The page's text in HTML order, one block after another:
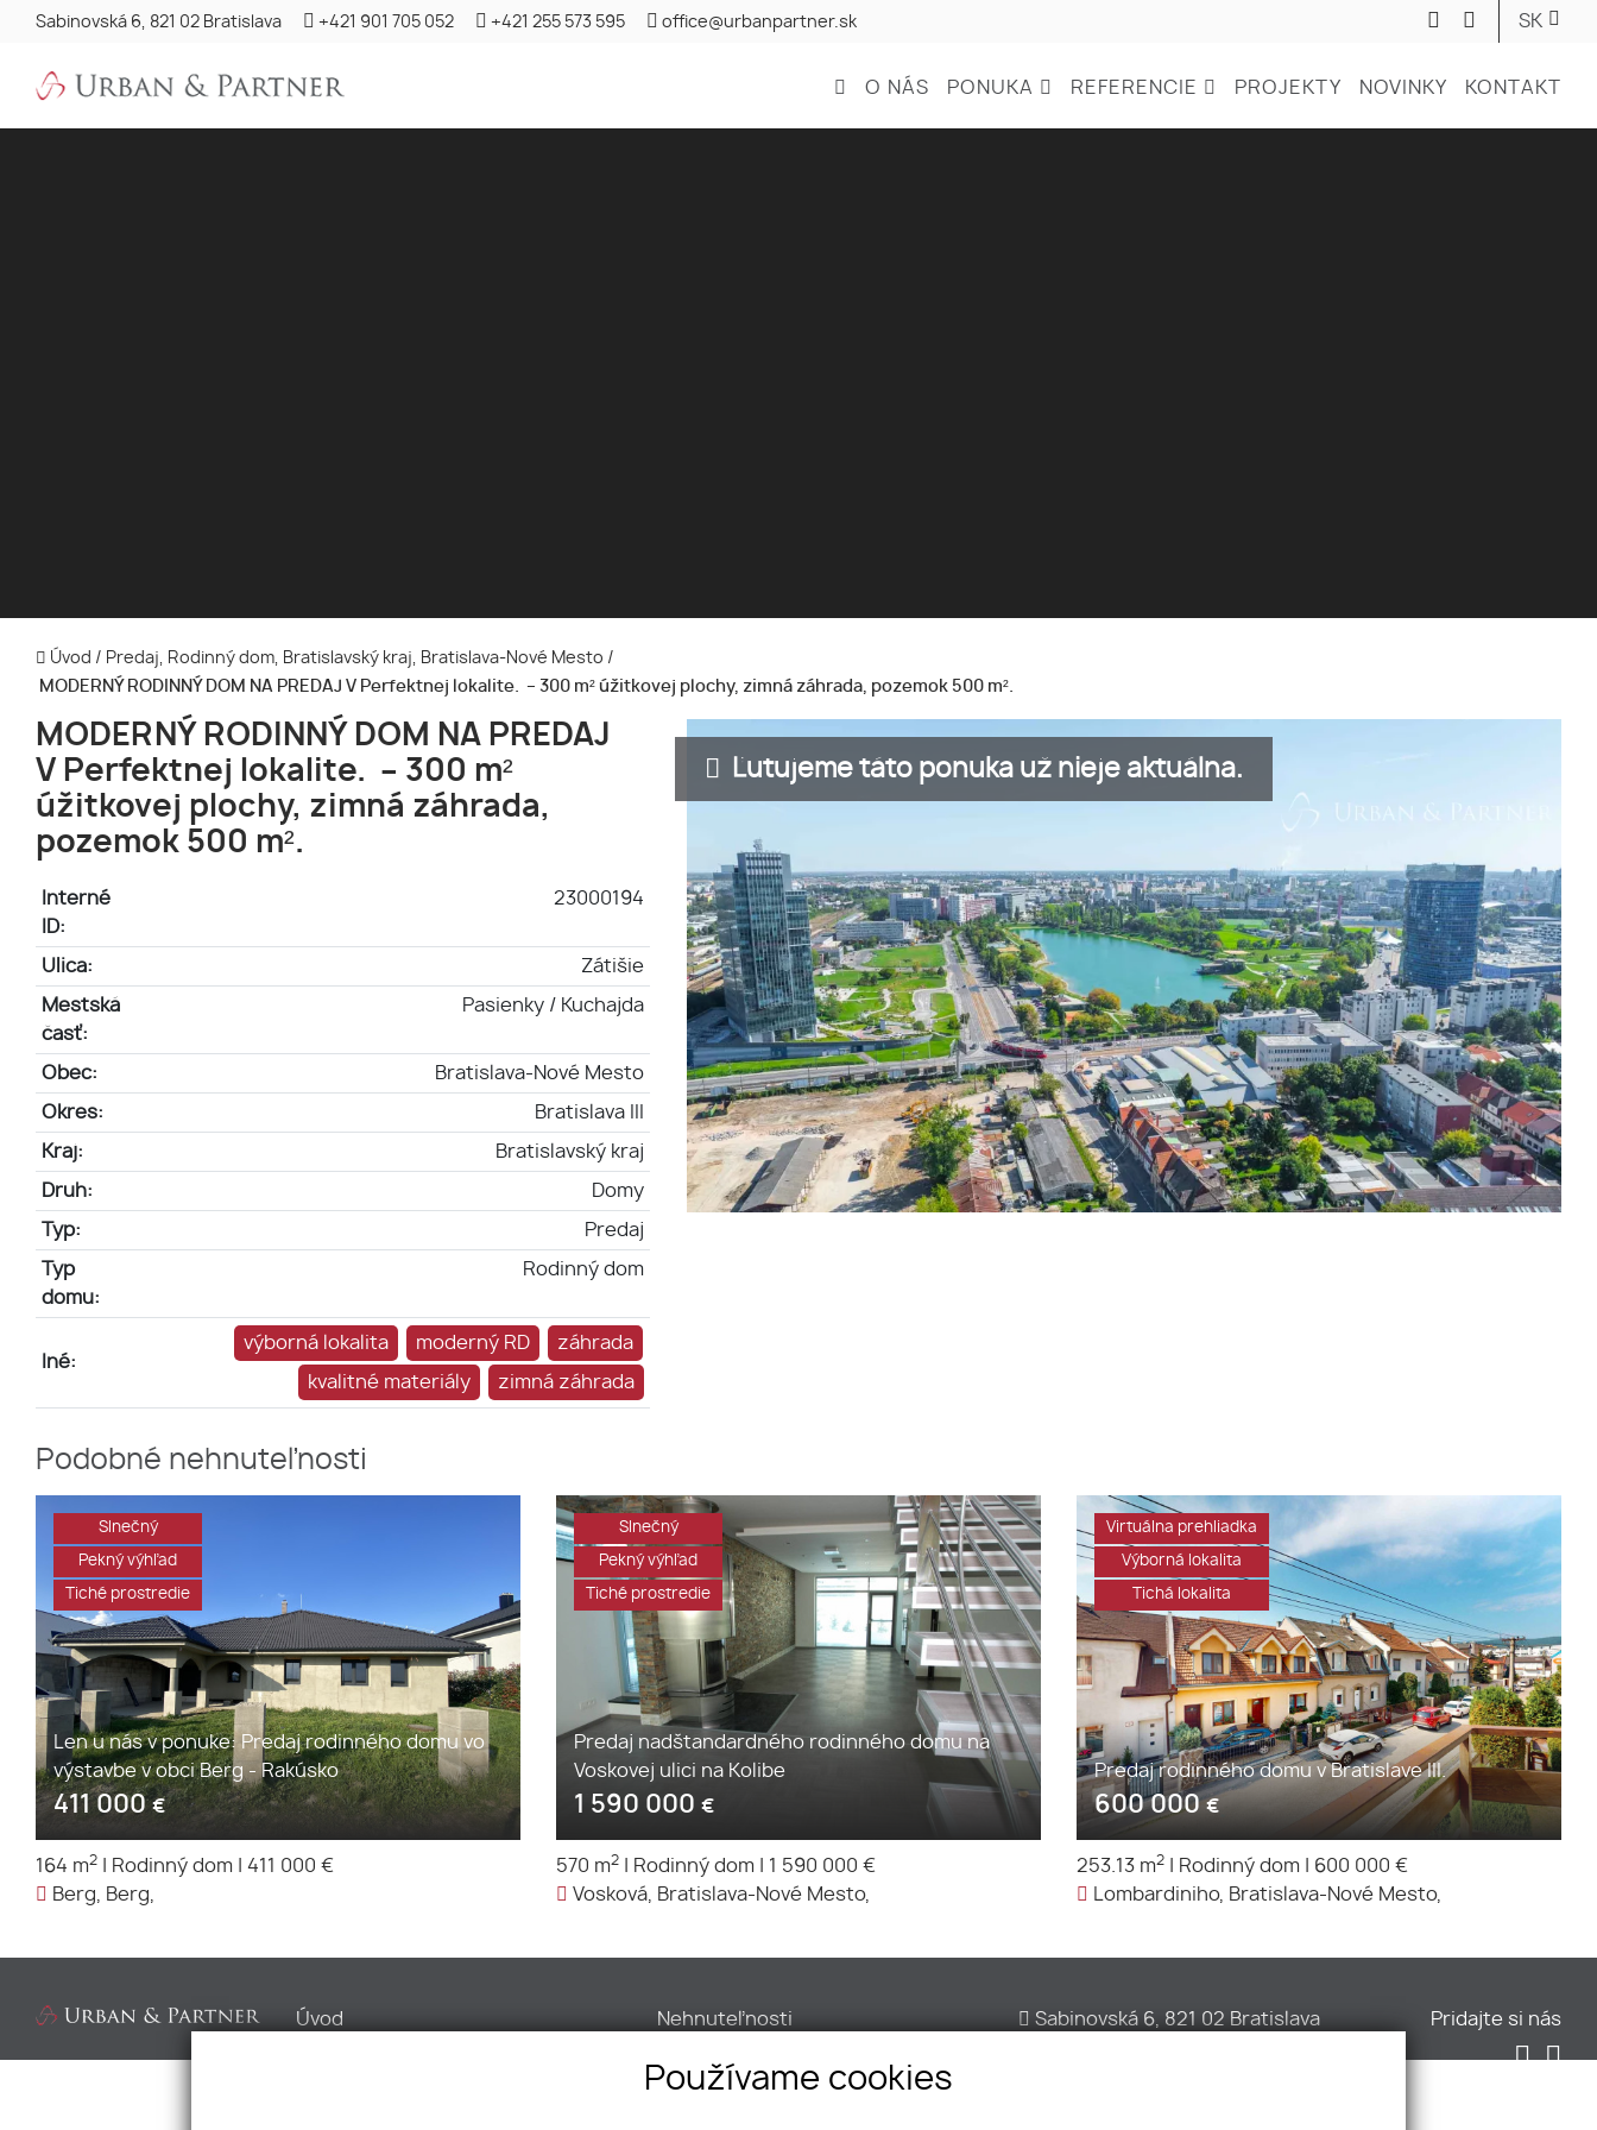
Sabinovská 6, 821 02 Bratislava +421 901 705 052 +421 255 573 595 office@urbanpartner.sk SK
O NÁS PONUKA REFERENCIE PROJEKTY NOVINKY KONTAKT
Úvod / Predaj, Rodinný dom, Bratislavský kraj, Bratislava-Nové Mesto /
MODERNÝ RODINNÝ DOM NA PREDAJ V Perfektnej lokalite. – 300 m² úžitkovej plochy, zimná záhrada, pozemok 500 m².
MODERNÝ RODINNÝ DOM NA PREDAJ
V Perfektnej lokalite. – 300 m²
úžitkovej plochy, zimná záhrada,
pozemok 500 m².
Interné
ID:
23000194
Ulica: Zátišie
Mestská
časť:
Pasienky / Kuchajda
Obec: Bratislava-Nové Mesto
Okres: Bratislava III
Kraj: Bratislavský kraj
Druh: Domy
Typ: Predaj
Typ
domu:
Rodinný dom
Iné:
výborná lokalita moderný RD záhrada
kvalitné materiály zimná záhrada
Ľutujeme táto ponuka už nieje aktuálna.
Podobné nehnuteľnosti
Slnečný
Pekný výhľad
Tiché prostredie
Len u nás v ponuke: Predaj rodinného domu vo
výstavbe v obci Berg - Rakúsko
411 000€
164 m2 Rodinný dom
411 000 €
Berg, Berg,
Slnečný
Pekný výhľad
Tiché prostredie
Predaj nadštandardného rodinného domu na
Voskovej ulici na Kolibe
1 590 000 €
570 m2 Rodinný dom
1 590 000 €
Vosková, Bratislava-Nové Mesto,
Virtuálna prehliadka
Výborná lokalita
Tichá lokalita
Predaj rodinného domu v Bratislave III.
600 000€
253.13 m2 Rodinný dom
600 000 €
Lombardiniho, Bratislava-Nové Mesto,
Úvod
Nehnuteľnosti
Novostavby
Sabinovská 6, 821 02 Bratislava
Pridajte si nás
Používame cookies